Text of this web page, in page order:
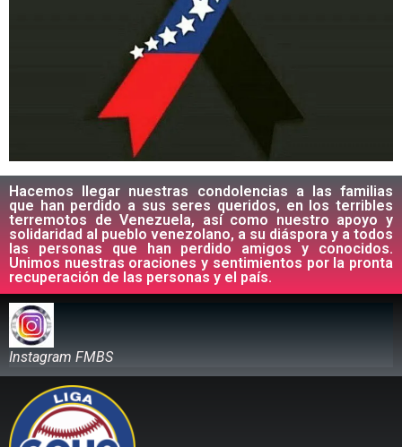
Hacemos llegar nuestras condolencias a las familias
que han perdido a sus seres queridos, en los terribles
terremotos de Venezuela, así como nuestro apoyo y
solidaridad al pueblo venezolano, a su diáspora y a todos
las personas que han perdido amigos y conocidos.
Unimos nuestras oraciones y sentimientos por la pronta
recuperación de las personas y el país.
Instagram FMBS